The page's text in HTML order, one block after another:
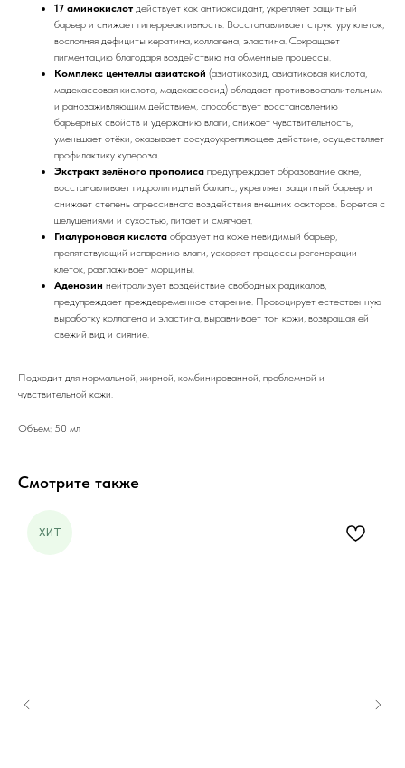
17 аминокислот действует как антиоксидант, укрепляет защитный
барьер и снижает гиперреактивность. Восстанавливает структуру клеток,
восполняя дефициты кератина, коллагена, эластина. Сокращает
пигментацию благодаря воздействию на обменные процессы.
Комплекс центеллы азиатской (азиатикозид, азиатиковая кислота,
мадекассовая кислота, мадекассосид) обладает противовоспалительным
и ранозаживляющим действием, способствует восстановлению
барьерных свойств и удержанию влаги, снижает чувствительность,
уменьшает отёки, оказывает сосудоукрепляющее действие, осуществляет
профилактику купероза.
Экстракт зелёного прополиса предупреждает образование акне,
восстанавливает гидролипидный баланс, укрепляет защитный барьер и
снижает степень агрессивного воздействия внешних факторов. Борется с
шелушениями и сухостью, питает и смягчает.
Гиалуроновая кислота образует на коже невидимый барьер,
препятствующий испарению влаги, ускоряет процессы регенерации
клеток, разглаживает морщины.
Аденозин нейтрализует воздействие свободных радикалов,
предупреждает преждевременное старение. Провоцирует естественную
выработку коллагена и эластина, выравнивает тон кожи, возвращая ей
свежий вид и сияние.
Подходит для нормальной, жирной, комбинированной, проблемной и
чувствительной кожи.
Объем: 50 мл
Смотрите также
ХИТ